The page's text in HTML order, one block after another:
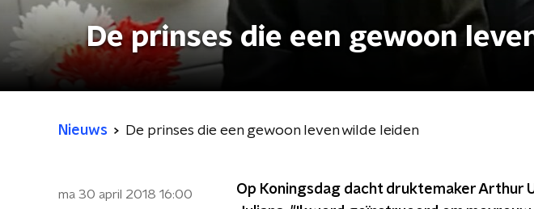
De prinses die een gewoon
Nieuws De prinses die een gewoon leven wilde leiden
ma 30 april 2018 16:00
Op Koningsdag dacht druktemaker Arthur